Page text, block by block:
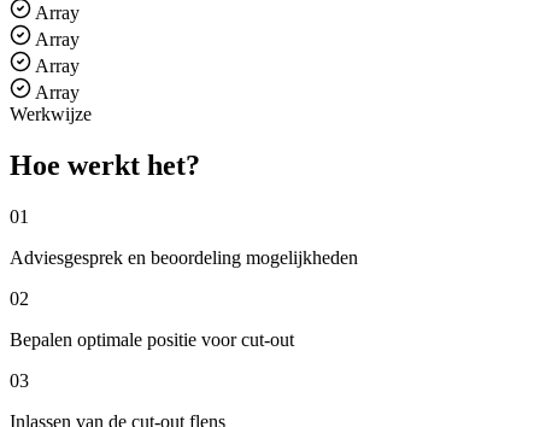
Array
Array
Array
Array
Werkwijze
Hoe werkt het?
01
Adviesgesprek en beoordeling mogelijkheden
02
Bepalen optimale positie voor cut-out
03
Inlassen van de cut-out flens